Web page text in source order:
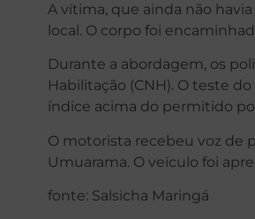
A vítima, que ainda não
local. O corpo foi
Durante a abordagem, os
Habilitação (CNH). O teste
índice acima do permitido
O motorista recebeu voz de
Umuarama. O veículo foi
fonte: Salsicha Maringá